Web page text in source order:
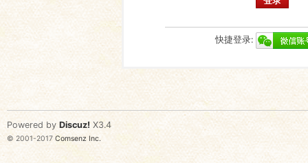
快捷登录:
Powered by Discuz! X3.4
© 2001-2017 Comsenz Inc.